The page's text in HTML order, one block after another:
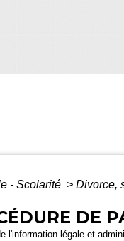
- Scolarité > Divorce,
DE
l'information légale et